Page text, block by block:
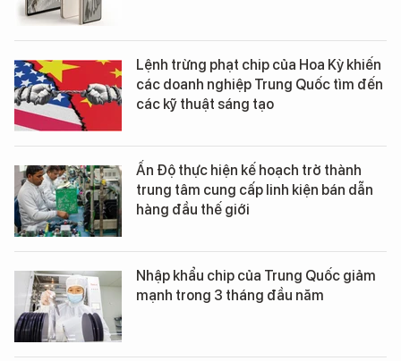
Lệnh trừng phạt chip của Hoa Kỳ khiến
các doanh nghiệp Trung Quốc tìm đến
các kỹ thuật sáng tạo
Ấn Độ thực hiện kế hoạch trở thành
trung tâm cung cấp linh kiện bán dẫn
hàng đầu thế giới
Nhập khẩu chip của Trung Quốc giảm
mạnh trong 3 tháng đầu năm